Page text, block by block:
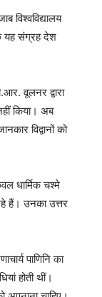
विश्वविद्यालय
यह संग्रह देश
वूलनर द्वारा
किया। अब
विद्वानों को
धार्मिक चश्मे
हैं। उनका उत्तर
पाणिनि का
होती थीं।